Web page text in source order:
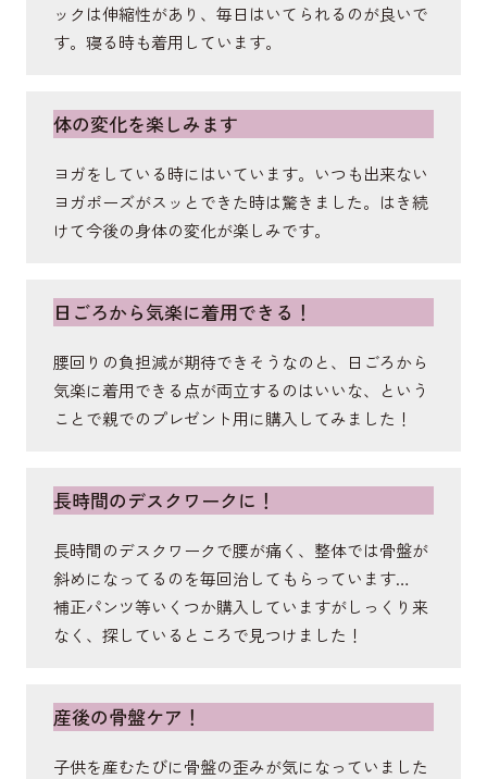
大殿筋
もサポートをさらに強化し、歩行時の美姿勢もサポ
足の内側にある筋肉。ガニ股の予防や骨盤の前傾を
サポート。美姿勢を保ちます。
ックは伸縮性があり、毎日はいてられるのが良いで
す。寝る時も着用しています。
体の変化を楽しみます
ヨガをしている時にはいています。いつも出来ない
ヨガポーズがスッとできた時は驚きました。はき続
けて今後の身体の変化が楽しみです。
日ごろから気楽に着用できる！
腰回りの負担減が期待できそうなのと、日ごろから
気楽に着用できる点が両立するのはいいな、という
ことで親でのプレゼント用に購入してみました！
長時間のデスクワークに！
長時間のデスクワークで腰が痛く、整体では骨盤が
斜めになってるのを毎回治してもらっています…
補正パンツ等いくつか購入していますがしっくり来
なく、探しているところで見つけました！
産後の骨盤ケア！
子供を産むたびに骨盤の歪みが気になっていました